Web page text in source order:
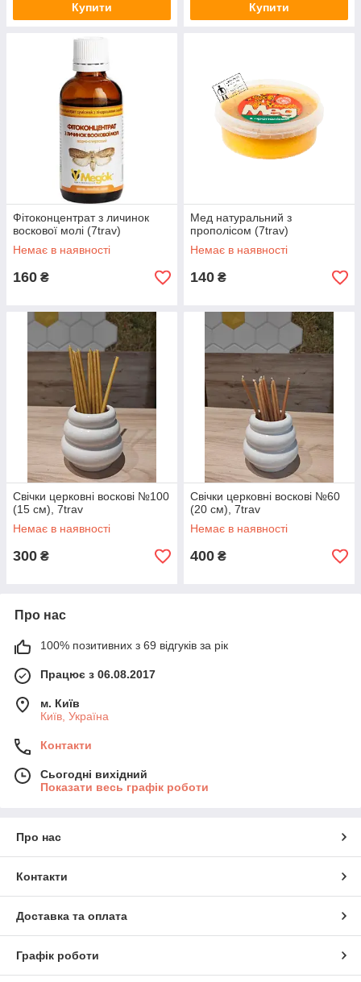
Купити Купити
Фітоконцентрат з личинок
воскової молі (7trav)
Немає в наявності
160 ₴
Мед натуральний з
прополісом (7trav)
Немає в наявності
140 ₴
Свічки церковні воскові №100
(15 см), 7trav
Немає в наявності
300 ₴
Свічки церковні воскові №60
(20 см), 7trav
Немає в наявності
400 ₴
Про нас
100% позитивних з 69 відгуків за рік
Працює з 06.08.2017
м. Київ
Київ, Україна
Контакти
Сьогодні вихідний
Показати весь графік роботи
Про нас
Контакти
Доставка та оплата
Графік роботи